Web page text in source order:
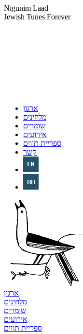
Nigunim Laad
Jewish Tunes Forever
ארגון
מלחינים
שומרים
אירועים
ספריית תווים
קשר
ארגון
מלחינים
שומרים
אירועים
ספריית תווים